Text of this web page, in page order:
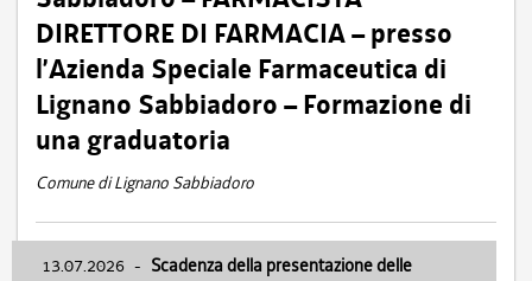
DIRETTORE DI FARMACIA – presso
l’Azienda Speciale Farmaceutica di
Lignano Sabbiadoro – Formazione di
una graduatoria
Comune di Lignano Sabbiadoro
13.07.2026 - Scadenza della presentazione delle